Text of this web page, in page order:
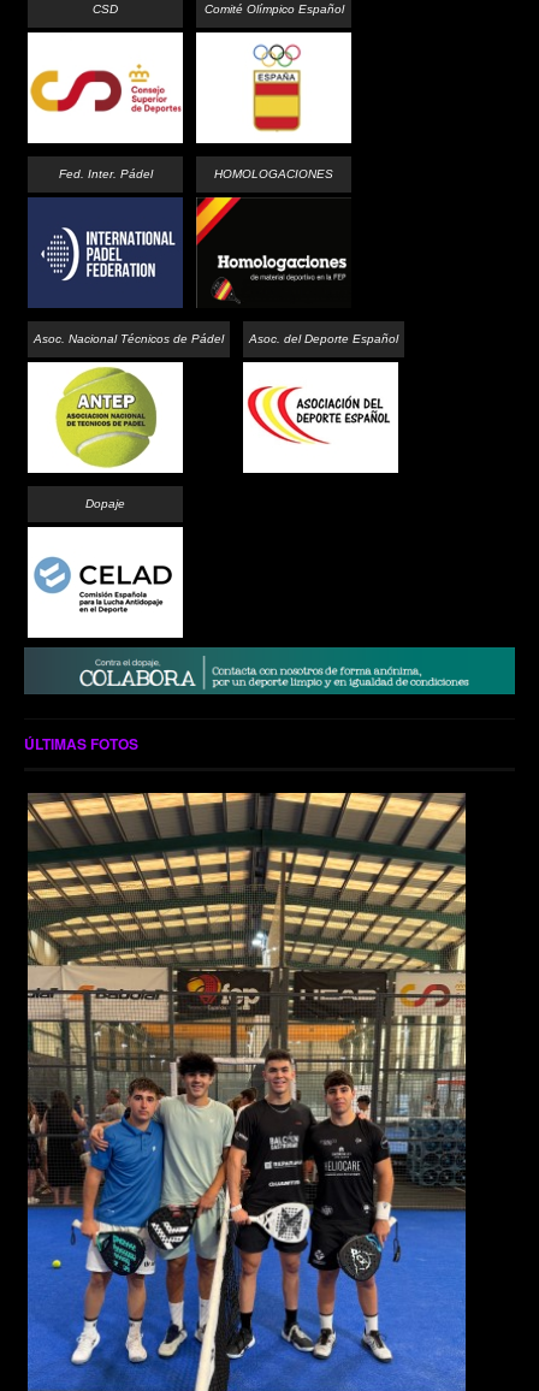
CSD Comité Olímpico Español
Fed. Inter. Pádel HOMOLOGACIONES
Asoc. Nacional Técnicos de Pádel Asoc. del Deporte Español
Dopaje
ÚLTIMAS FOTOS